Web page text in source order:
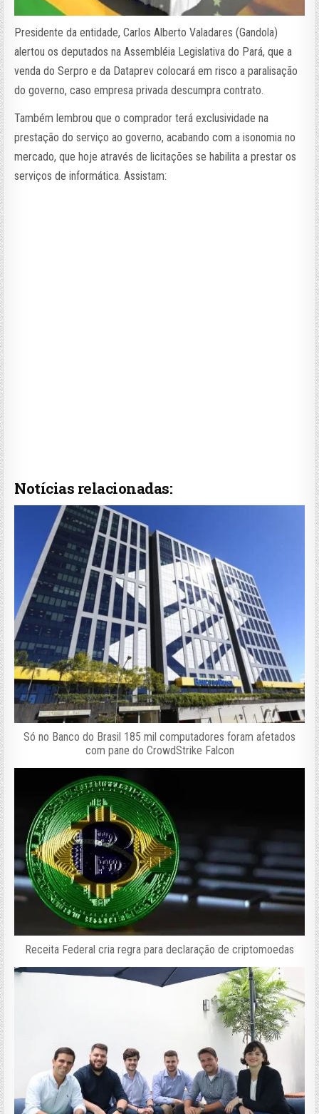
Presidente da entidade, Carlos Alberto Valadares (Gandola)
alertou os deputados na Assembléia Legislativa do Pará, que a
venda do Serpro e da Dataprev colocará em risco a paralisação
do governo, caso empresa privada descumpra contrato.
Também lembrou que o comprador terá exclusividade na
prestação do serviço ao governo, acabando com a isonomia no
mercado, que hoje através de licitações se habilita a prestar os
serviços de informática. Assistam:
Notícias relacionadas:
Só no Banco do Brasil 185 mil computadores foram afetados
com pane do CrowdStrike Falcon
Receita Federal cria regra para declaração de criptomoedas